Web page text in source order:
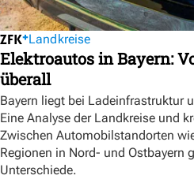
Landkreise
Elektroautos in Bayern:
überall
Bayern liegt bei Ladeinfrastruktur
Eine Analyse der Landkreise und
Zwischen Automobilstandorten
Regionen in Nord- und Ostbayern
Unterschiede.